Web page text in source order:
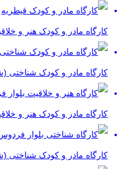
کارگاه مادر و کودک هنر و
کارگاه مادر و کودک شناختی
کارگاه مادر و کودک هنر و
کارگاه مادر و کودک شناختی